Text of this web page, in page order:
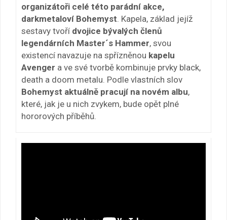
organizátoři celé této parádní akce,
darkmetaloví Bohemyst . Kapela, základ jejíž
sestavy tvoří dvojice bývalých členů
legendárních Master´s Hammer, svou
existencí navazuje na spřízněnou kapelu
Avenger a ve své tvorbě kombinuje prvky black,
death a doom metalu. Podle vlastních slov
Bohemyst aktuálně pracují na novém albu,
které, jak je u nich zvykem, bude opět plné
hororových příběhů.